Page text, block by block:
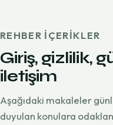
REHBER IÇERIKLER
Giriş, gizlilik,
iletişim
Aşağıdaki makaleler
duyulan konulara